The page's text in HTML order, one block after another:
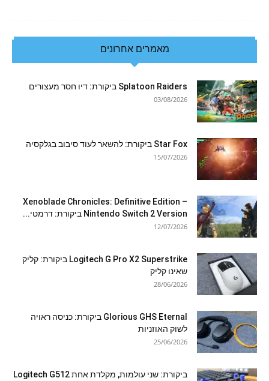
מאמרים אחרונים
Splatoon Raiders ביקורת: דיו חסר מעצורים
03/08/2026
Star Fox ביקורת: להשאר לעוד סיבוב בגלקסיה
15/07/2026
Xenoblade Chronicles: Definitive Edition –
Nintendo Switch 2 Version ביקורת: דרמטי...
12/07/2026
Logitech G Pro X2 Superstrike ביקורת: קליק
שאינו קליק
28/06/2026
Glorious GHS Eternal ביקורת: כניסה ראויה
לשוק האוזניות
25/06/2026
ביקורת: שני עולמות, מקלדת אחת Logitech G512